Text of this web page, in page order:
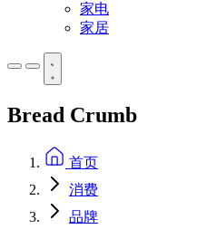
家电
家居
Bread Crumb
首页
消费
品牌